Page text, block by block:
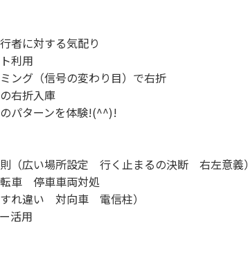
者に対する気配り
利用
ング（信号の変わり目）で右折
右折入庫
パターンを体験!(^^)!
（広い場所設定 行く止まるの決断 右左意義）
車 停車車両対処
れ違い 対向車 電信柱）
活用